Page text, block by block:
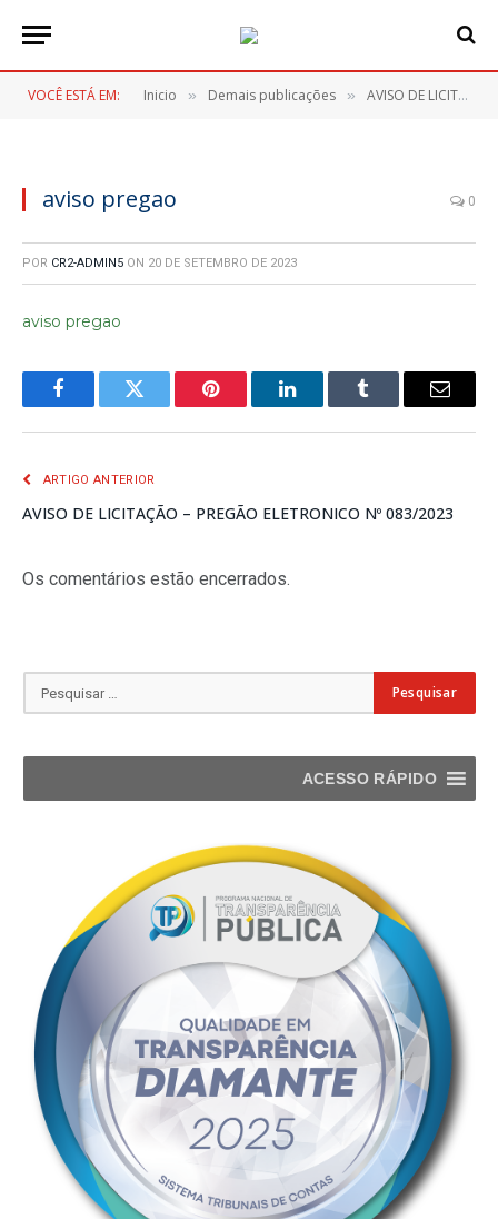
VOCÊ ESTÁ EM: Inicio » Demais publicações » AVISO DE LICITAÇÃO – PREGÃO ELETRONICO Nº 083/2023
aviso pregao 0
POR CR2-ADMIN5 ON 20 DE SETEMBRO DE 2023
aviso pregao
FacebookTwitter Pinterest LinkedInTumblr
E-
ARTIGO ANTERIOR
AVISO DE LICITAÇÃO – PREGÃO ELETRONICO Nº 083/2023
Os comentários estão encerrados.
ACESSO RÁPIDO